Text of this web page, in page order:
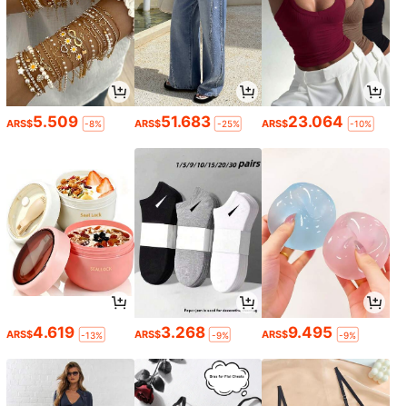
ARS$5.509 -8% ARS$51.683 -25% ARS$23.064 -10%
ARS$4.619 -13% ARS$3.268 -9% ARS$9.495 -9%